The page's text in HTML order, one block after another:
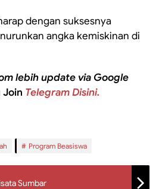
dengan suksesnya
angka kemiskinan di
lebih update via Google
Telegram Disini.
Program Beasiswa
Sumbar